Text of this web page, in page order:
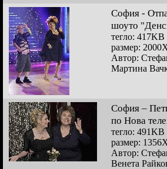
София -
шоуто
тегло: 417KB
размер:
Автор:
Мартина
София –
по Нова
тегло: 491KB
размер:
Автор:
Венета